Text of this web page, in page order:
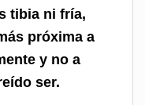
tibia ni fría,
próxima a
y no a
ser.